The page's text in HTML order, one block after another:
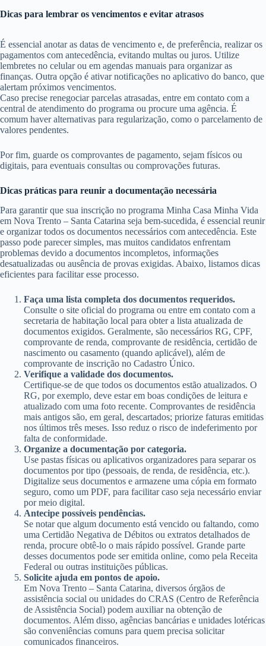
Dicas para lembrar os vencimentos e evitar atrasos
É essencial anotar as datas de vencimento e, de preferência, realizar os
pagamentos com antecedência, evitando multas ou juros. Utilize
lembretes no celular ou em agendas manuais para organizar as
finanças. Outra opção é ativar notificações no aplicativo do banco, que
alertam próximos vencimentos.
Caso precise renegociar parcelas atrasadas, entre em contato com a
central de atendimento do programa ou procure uma agência. É
comum haver alternativas para regularização, como o parcelamento de
valores pendentes.
Por fim, guarde os comprovantes de pagamento, sejam físicos ou
digitais, para eventuais consultas ou comprovações futuras.
Dicas práticas para reunir a documentação necessária
Para garantir que sua inscrição no programa Minha Casa Minha Vida
em Nova Trento – Santa Catarina seja bem-sucedida, é essencial reunir
e organizar todos os documentos necessários com antecedência. Este
passo pode parecer simples, mas muitos candidatos enfrentam
problemas devido a documentos incompletos, informações
desatualizadas ou ausência de provas exigidas. Abaixo, listamos dicas
eficientes para facilitar esse processo.
Faça uma lista completa dos documentos requeridos.
Consulte o site oficial do programa ou entre em contato com a
secretaria de habitação local para obter a lista atualizada de
documentos exigidos. Geralmente, são necessários RG, CPF,
comprovante de renda, comprovante de residência, certidão de
nascimento ou casamento (quando aplicável), além de
comprovante de inscrição no Cadastro Único.
Verifique a validade dos documentos.
Certifique-se de que todos os documentos estão atualizados. O
RG, por exemplo, deve estar em boas condições de leitura e
atualizado com uma foto recente. Comprovantes de residência
mais antigos são, em geral, descartados; priorize faturas emitidas
nos últimos três meses. Isso reduz o risco de indeferimento por
falta de conformidade.
Organize a documentação por categoria.
Use pastas físicas ou aplicativos organizadores para separar os
documentos por tipo (pessoais, de renda, de residência, etc.).
Digitalize seus documentos e armazene uma cópia em formato
seguro, como um PDF, para facilitar caso seja necessário enviar
por meio digital.
Antecipe possíveis pendências.
Se notar que algum documento está vencido ou faltando, como
uma Certidão Negativa de Débitos ou extratos detalhados de
renda, procure obtê-lo o mais rápido possível. Grande parte
desses documentos pode ser emitida online, como pela Receita
Federal ou outras instituições públicas.
Solicite ajuda em pontos de apoio.
Em Nova Trento – Santa Catarina, diversos órgãos de
assistência social ou unidades do CRAS (Centro de Referência
de Assistência Social) podem auxiliar na obtenção de
documentos. Além disso, agências bancárias e unidades lotéricas
são conveniências comuns para quem precisa solicitar
comunicados financeiros.